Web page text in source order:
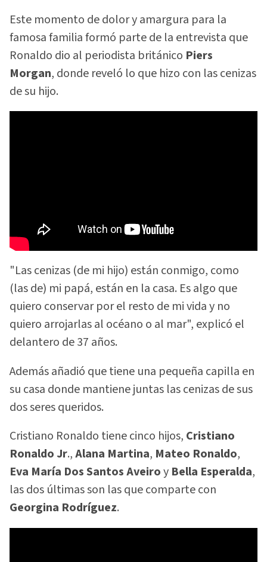
Este momento de dolor y amargura para la
famosa familia formó parte de la entrevista que
Ronaldo dio al periodista británico Piers
Morgan, donde reveló lo que hizo con las cenizas
de su hijo.
"Las cenizas (de mi hijo) están conmigo, como
(las de) mi papá, están en la casa. Es algo que
quiero conservar por el resto de mi vida y no
quiero arrojarlas al océano o al mar", explicó el
delantero de 37 años.
Además añadió que tiene una pequeña capilla en
su casa donde mantiene juntas las cenizas de sus
dos seres queridos.
Cristiano Ronaldo tiene cinco hijos, Cristiano
Ronaldo Jr.,Alana Martina, Mateo Ronaldo,
Eva María Dos Santos Aveiroy Bella Esperalda,
las dos últimas son las que comparte con
Georgina Rodríguez.